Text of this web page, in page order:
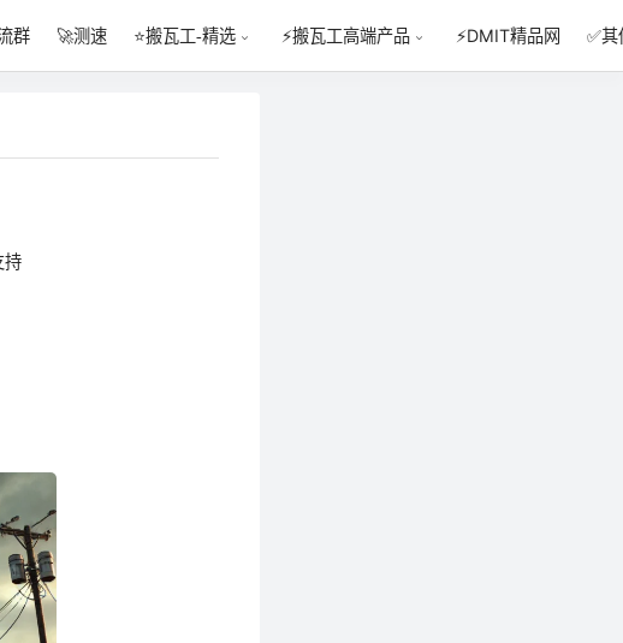
群 🚀测速 ⭐搬瓦工-精选 ⚡搬瓦工高端产品 ⚡DMIT精品网 ✅
持